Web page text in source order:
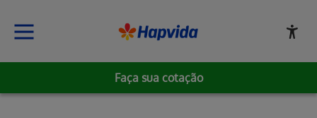
Faça sua cotação